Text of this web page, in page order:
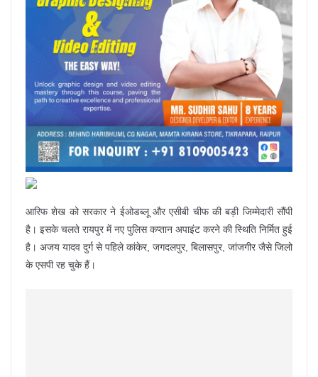
आरिफ शेख को सरकार ने ईओडब्लू और एसीबी चीफ की बड़ी जिम्मेदारी सौंपी
है। इसके चलते रायपुर में नए पुलिस कप्तान अपाइंट करने की स्थिति निर्मित हुई
है। अजय यादव दुर्ग से पहिले कांकेर, जगदलपुर, बिलासपुर, जांजगीर जैसे जिलो
के एसपी रह चुके हैं।